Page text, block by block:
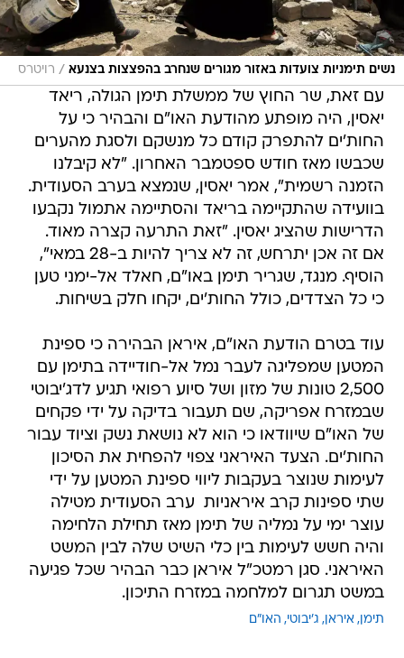
נשים תימניות צועדות באזור מגורים שנחרב בהפצצות בצנעא / רויטרס
עם זאת, שר החוץ של ממשלת תימן הגולה, ריאד
יאסין, היה מופתע מהודעת האו"ם והבהיר כי על
החות'ים להתפרק קודם כל מנשקם ולסגת מהערים
שכבשו מאז חודש ספטמבר האחרון. "לא קיבלנו
הזמנה רשמית", אמר יאסין, שנמצא בערב הסעודית.
בוועידה שהתקיימה בריאד והסתיימה אתמול נקבעו
הדרישות שהציג יאסין. "זאת התרעה קצרה מאוד.
אם זה אכן יתרחש, זה לא צריך להיות ב-28 במאי",
הוסיף. מנגד, שגריר תימן באו"ם, חאלד אל-ימני טען
כי כל הצדדים, כולל החות'ים, יקחו חלק בשיחות.
עוד בטרם הודעת האו"ם, איראן הבהירה כי ספינת
המטען שמפליגה לעבר נמל אל-חודיידה בתימן עם
2,500 טונות של מזון ושל סיוע רפואי תגיע לדג'יבוטי
שבמזרח אפריקה, שם תעבור בדיקה על ידי פקחים
של האו"ם שיוודאו כי הוא לא נושאת נשק וציוד עבור
החות'ים. הצעד האיראני צפוי להפחית את הסיכון
לעימות שנוצר בעקבות ליווי ספינת המטען על ידי
שתי ספינות קרב איראניות  ערב הסעודית מטילה
עוצר ימי על נמליה של תימן מאז תחילת הלחימה
והיה חשש לעימות בין כלי השיט שלה לבין המשט
האיראני. סגן רמטכ"ל איראן כבר הבהיר שכל פגיעה
במשט תגרום למלחמה במזרח התיכון.
תימן איראן ג'יבוטי האו"ם